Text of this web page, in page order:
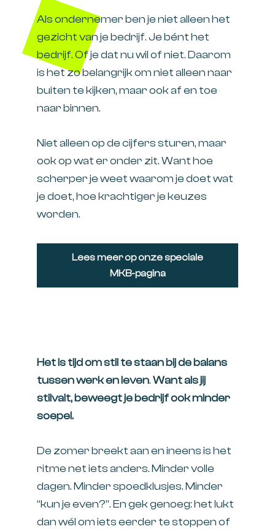
Als ondernemer ben je niet alleen het
gezicht van je bedrijf. Je bént het
bedrijf. Of je dat nu wil of niet. Daarom
is het zo belangrijk om niet alleen naar
buiten te kijken, maar ook af en toe
naar binnen.
Niet alleen op de cijfers sturen, maar
ook op wat er onder zit. Want hoe
scherper je weet waarom je doet wat
je doet, hoe krachtiger je keuzes
worden.
Lees meer op onze speciale
MKB-pagina
Het is tijd om stil te staan bij de balans
tussen werk en leven.Want als jij
stilvalt, beweegt je bedrijf ook minder
soepel.
De zomer breekt aan en ineens is het
ritme net iets anders. Minder volle
dagen. Minder spoedklusjes. Minder
“kun je even?”. En gek genoeg: het lukt
dan wél om iets eerder te stoppen of